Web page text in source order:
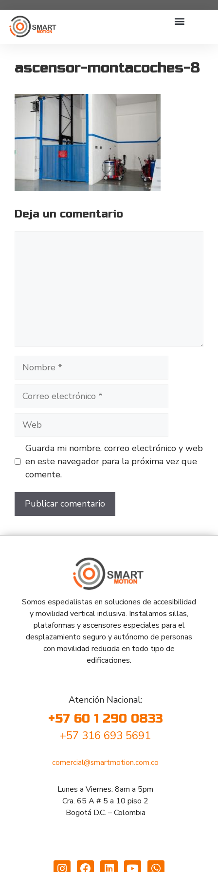
ascensor-montacoches-8
Deja un comentario
Guarda mi nombre, correo electrónico y web
en este navegador para la próxima vez que
comente.
Somos especialistas en soluciones de accesibilidad
y movilidad vertical inclusiva. Instalamos sillas,
plataformas y ascensores especiales para el
desplazamiento seguro y autónomo de personas
con movilidad reducida en todo tipo de
edificaciones.
Atención Nacional:
+57 60 1 290 0833
+57 316 693 5691
comercial@smartmotion.com.co
Lunes a Viernes: 8am a 5pm
Cra. 65 A # 5 a 10 piso 2
Bogotá D.C. – Colombia